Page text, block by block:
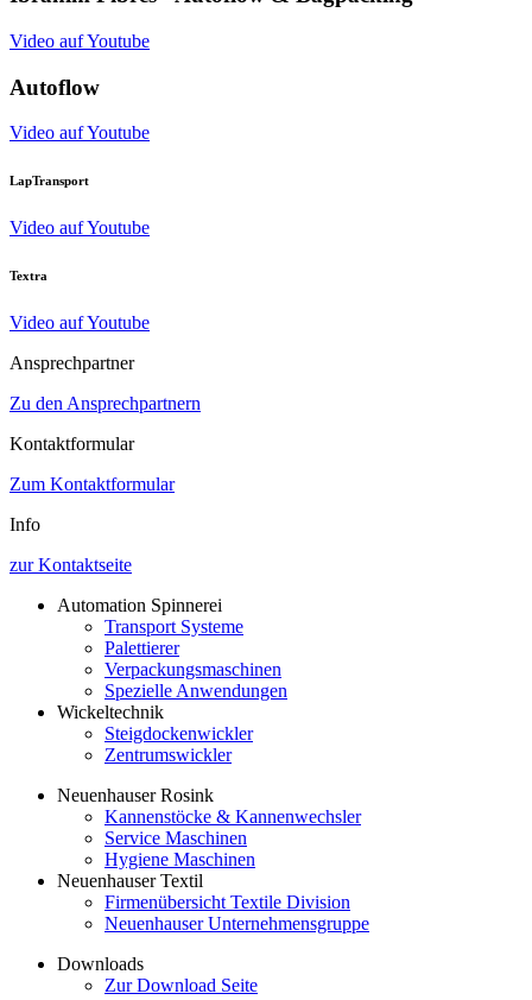
Video auf Youtube
Autoflow
Video auf Youtube
LapTransport
Video auf Youtube
Textra
Video auf Youtube
Ansprechpartner
Zu den Ansprechpartnern
Kontaktformular
Zum Kontaktformular
Info
zur Kontaktseite
Automation Spinnerei
Transport Systeme
Palettierer
Verpackungsmaschinen
Spezielle Anwendungen
Wickeltechnik
Steigdockenwickler
Zentrumswickler
Neuenhauser Rosink
Kannenstöcke & Kannenwechsler
Service Maschinen
Hygiene Maschinen
Neuenhauser Textil
Firmenübersicht Textile Division
Neuenhauser Unternehmensgruppe
Downloads
Zur Download Seite